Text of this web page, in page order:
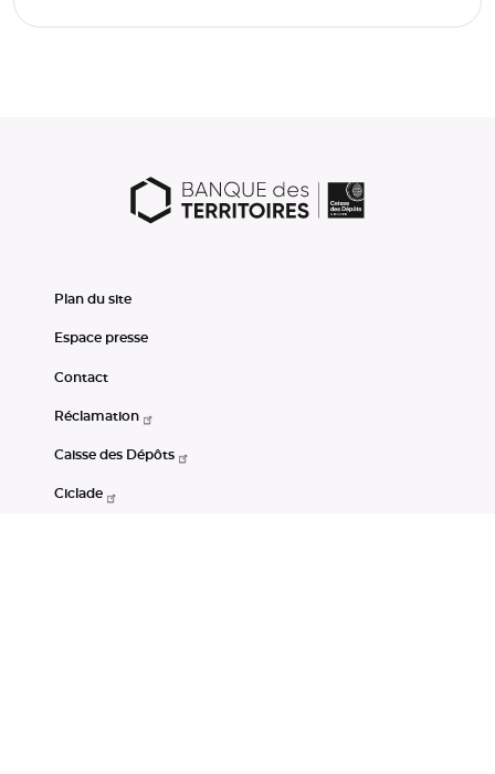
Plan du site
Espace presse
Contact
Réclamation
Caisse des Dépôts
Ciclade